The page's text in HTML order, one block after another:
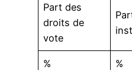
Part des
droits de
vote
% %